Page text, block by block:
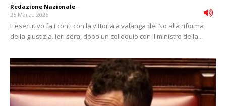
Redazione Nazionale -
25 Marzo 2026
L'esecutivo fa i conti con la vittoria a valanga del No alla riforma
della giustizia. Ieri sera, dopo un colloquio con il ministro della...